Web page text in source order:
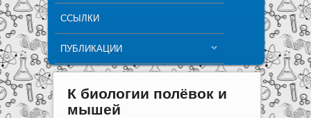
ССЫЛКИ
ПУБЛИКАЦИИ
К биологии полёвок и
мышей